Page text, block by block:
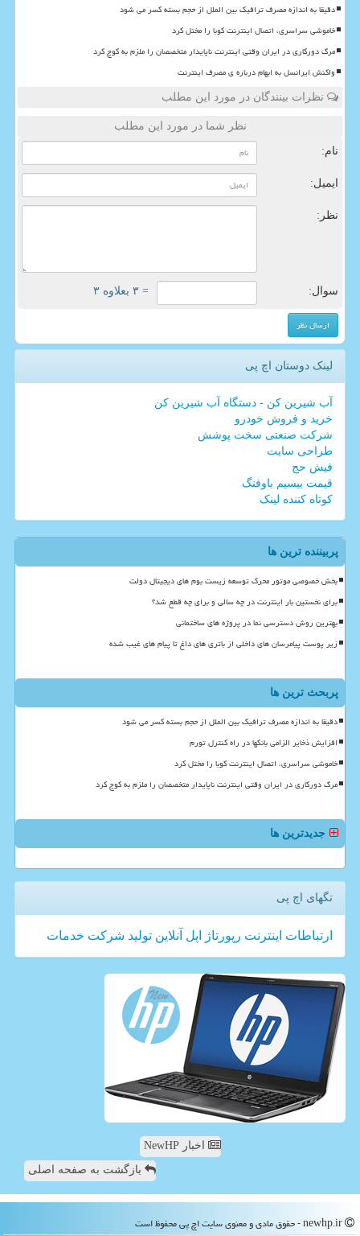
دقیقا به اندازه مصرف ترافیک بین الملل از حجم بسته کسر می شود
خاموشی سراسری، اتصال اینترنت کوبا را مختل کرد
مرگ دورکاری در ایران وقتی اینترنت ناپایدار متخصصان را ملزم به کوچ کرد
واکنش ایرانسل به ابهام درباره ی مصرف اینترنت
نظرات بینندگان در مورد این مطلب
نظر شما در مورد این مطلب
نام:
ایمیل:
نظر:
سوال: = ۳ بعلاوه ۳
لینک دوستان اچ پی
آب شیرین کن - دستگاه آب شیرین کن
خرید و فروش خودرو
شرکت صنعتی سخت پوشش
طراحی سایت
فیش حج
قیمت بیسیم باوفنگ
کوتاه کننده لینک
پربیننده ترین ها
بخش خصوصی موتور محرک توسعه زیست بوم های دیجیتال دولت
برای نخستین بار اینترنت در چه سالی و برای چه قطع شد؟
بهترین روش دسترسی نما در پروژه های ساختمانی
زیر پوست پیامرسان های داخلی از باتری های داغ تا پیام های غیب شده
پربحث ترین ها
دقیقا به اندازه مصرف ترافیک بین الملل از حجم بسته کسر می شود
افزایش ذخایر الزامی بانکها در راه کنترل تورم
خاموشی سراسری، اتصال اینترنت کوبا را مختل کرد
مرگ دورکاری در ایران وقتی اینترنت ناپایدار متخصصان را ملزم به کوچ کرد
جدیدترین ها
تگهای اچ پی
ارتباطات اینترنت رپورتاژ اپل آنلاین تولید شركت خدمات
اخبار NewHP
بازگشت به صفحه اصلی